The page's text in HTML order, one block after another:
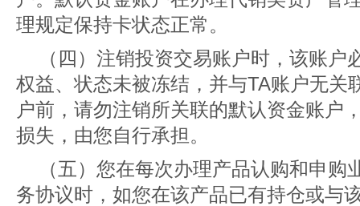
理规定保持卡状态正常。
（四）注销投资交易账户时，该账
权益、状态未被冻结，并与TA账户无关
户前，请勿注销所关联的默认资金账户
损失，由您自行承担。
（五）您在每次办理产品认购和申
务协议时，如您在该产品已有持仓或与